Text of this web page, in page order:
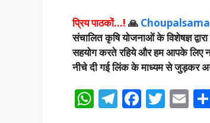
प्रिय पाठकों…! 🙏
संचालित कृषि योजनाओं के विशेषज्ञ
सहयोग करते रहिये और हम आपके लिए
नीचे दी गई लिंक के माध्यम से जुड़कर
W T F T E